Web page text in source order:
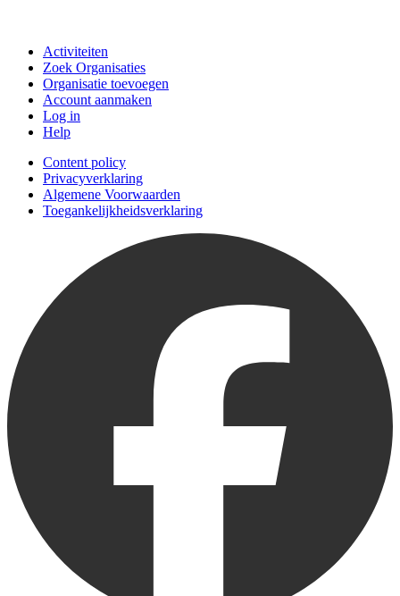
Activiteiten
Zoek Organisaties
Organisatie toevoegen
Account aanmaken
Log in
Help
Content policy
Privacyverklaring
Algemene Voorwaarden
Toegankelijkheidsverklaring